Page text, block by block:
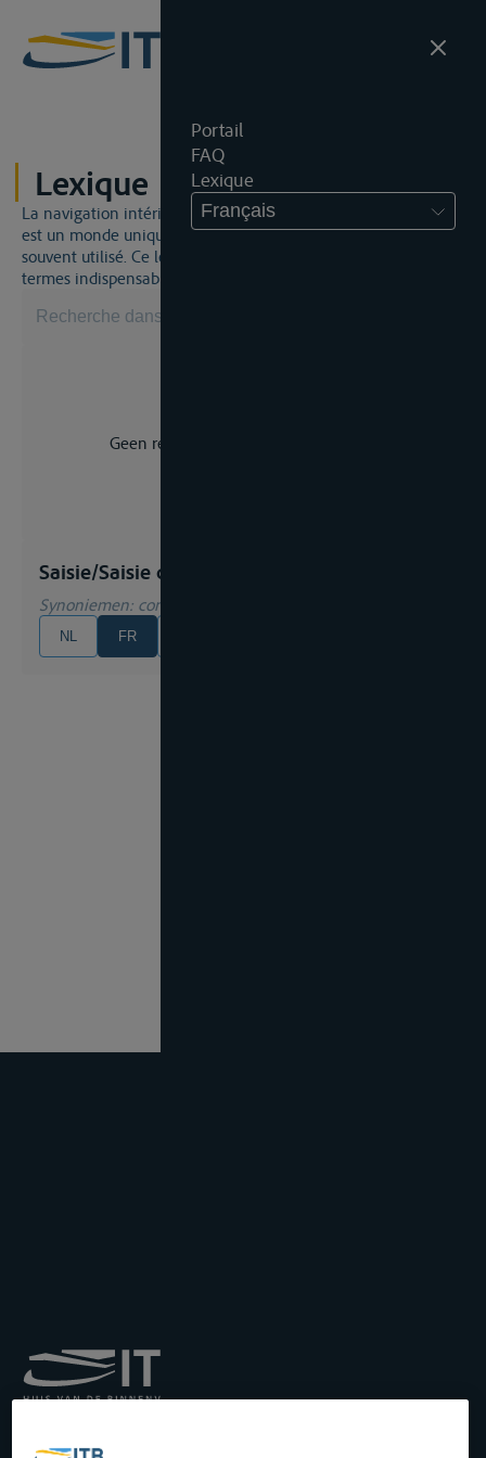
Portail
FAQ
Lexique
Français
Lexique
La navigation intérieure et du droit de la navigation intérieure
est un monde unique. Cela signifie qu'un jargon spécifique est
souvent utilisé. Ce lexique vous aidera à maîtriser certains
termes indispensables.
Geen resultaat voor uw zoekopdracht.
Saisie/Saisie du bateau
Synoniemen: confiscation
NL FR